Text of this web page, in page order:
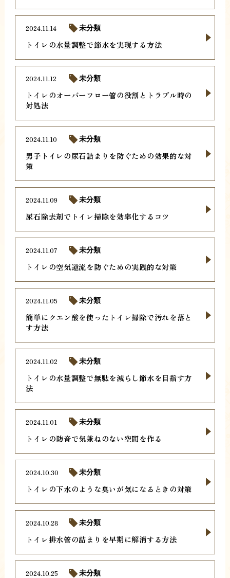
トイレの水量調整で節水を実現する方法
2024.11.14 未分類
トイレのオーバーフロー管の役割とトラブル時の
対処法
2024.11.12 未分類
男子トイレの尿石詰まりを防ぐための効果的な対
策
2024.11.10 未分類
尿石除去剤でトイレ掃除を効率化するコツ
2024.11.09 未分類
トイレの空気逆流を防ぐための実践的な対策
2024.11.07 未分類
簡単にクエン酸を使ったトイレ掃除で汚れを落と
す方法
2024.11.05 未分類
トイレの水量調整で無駄を減らし節水を目指す方
法
2024.11.02 未分類
トイレの防音で気兼ねのない空間を作る
2024.11.01 未分類
トイレの下水のような臭いが気になるときの対策
2024.10.30 未分類
トイレ排水管の詰まりを早期に解消する方法
2024.10.28 未分類
2024.10.25 未分類